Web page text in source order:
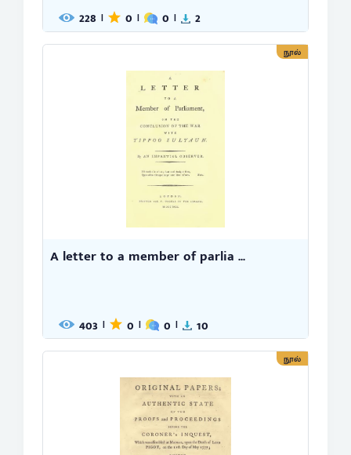
228 | 0 | 0 | 2
நூல்
A letter to a member of parlia ...
403 | 0 | 0 | 10
நூல்